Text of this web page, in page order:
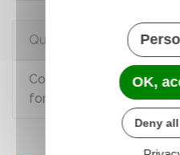
Questions ? Réponses !
Comment se renseigner
fonds de dotation ?
OK,
Deny